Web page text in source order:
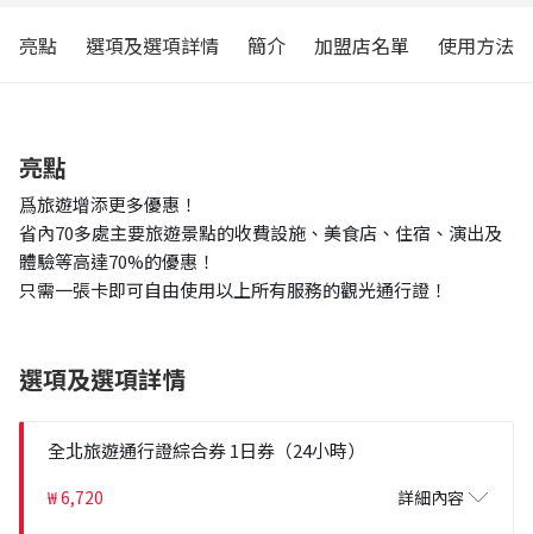
亮點 選項及選項詳情 簡介 加盟店名單 使用方法
亮點
爲旅遊增添更多優惠！
省內70多處主要旅遊景點的收費設施、美食店、住宿、演出及
體驗等高達70%的優惠！
只需一張卡即可自由使用以上所有服務的觀光通行證！
選項及選項詳情
全北旅遊通行證綜合券 1日券（24小時）
₩ 6,720 詳細內容